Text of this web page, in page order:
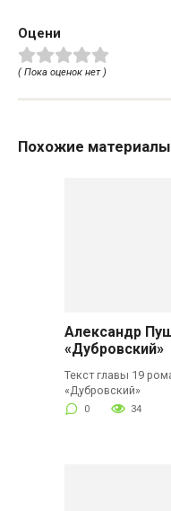
Оцени
( Пока оценок нет )
Похожие материалы
Александр
«Дубровский»
Текст главы 19
«Дубровский»
0 34